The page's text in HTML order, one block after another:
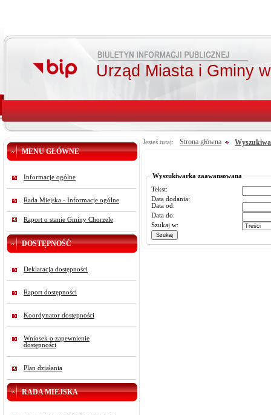
Urząd Miasta i Gminy
MENU GŁÓWNE
Informacje ogólne
Rada Miejska - Informacje ogólne
Raport o stanie Gminy Chorzele
DOSTĘPNOŚĆ
Deklaracja dostępności
Raport dostępności
Koordynator dostępności
Wniosek o zapewnienie
dostępności
Plan działania
RADA MIEJSKA
Jesteś tutaj: Strona główna
Wyszukiwarka zaawansowana
Tekst:
Data dodania:
Data od:
Data do:
Szukaj w: